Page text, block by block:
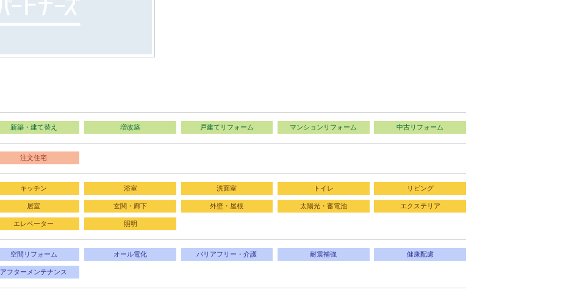
新築・建て替え 増改築 戸建てリフォーム マンションリフォーム 中古リフォーム
注文住宅
キッチン 浴室 洗面室 トイレ リビング
居室 玄関・廊下 外壁・屋根 太陽光・蓄電池 エクステリア
エレベーター 照明
空間リフォーム オール電化 バリアフリー・介護 耐震補強 健康配慮
アフターメンテナンス